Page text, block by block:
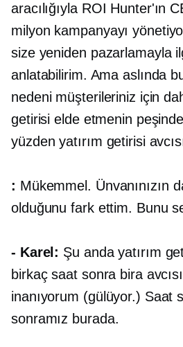
aracılığıyla ROI Hunter'ın
milyon kampanyayı
size yeniden pazarlamayla
anlatabilirim. Ama aslında
nedeni müşterileriniz için
getirisi elde etmenin
yüzden yatırım getirisi
: Mükemmel. Ünvanınızın
olduğunu fark ettim. Bunu
- Karel: Şu anda yatırım
birkaç saat sonra bira
inanıyorum (gülüyor.) Saat
sonramız burada.